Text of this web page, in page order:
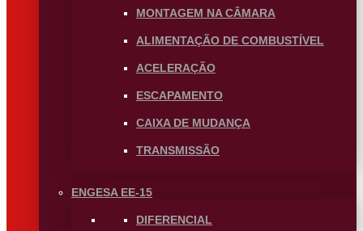
MONTAGEM NA CÂMARA
ALIMENTAÇÃO DE COMBUSTÍVEL
ACELERAÇÃO
ESCAPAMENTO
CAIXA DE MUDANÇA
TRANSMISSÃO
ENGESA EE-15
DIFERENCIAL